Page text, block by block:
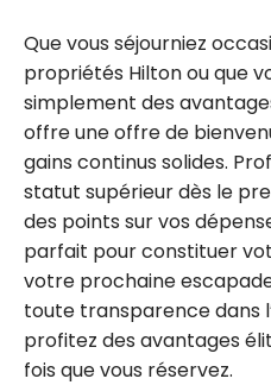
Que vous séjourniez
propriétés Hilton ou que
simplement des
offre une offre de
gains continus solides.
statut supérieur dès le
des points sur vos
parfait pour constituer
votre prochaine
toute transparence dans
profitez des avantages
fois que vous réservez.